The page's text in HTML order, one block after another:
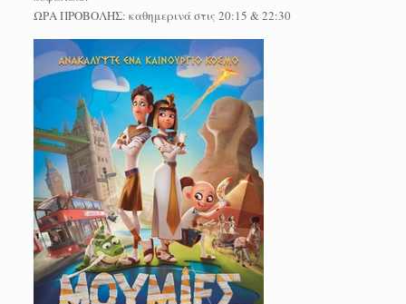
ΩΡΑ ΠΡΟΒΟΛΗΣ: καθημερινά στις 20:15 & 22:30